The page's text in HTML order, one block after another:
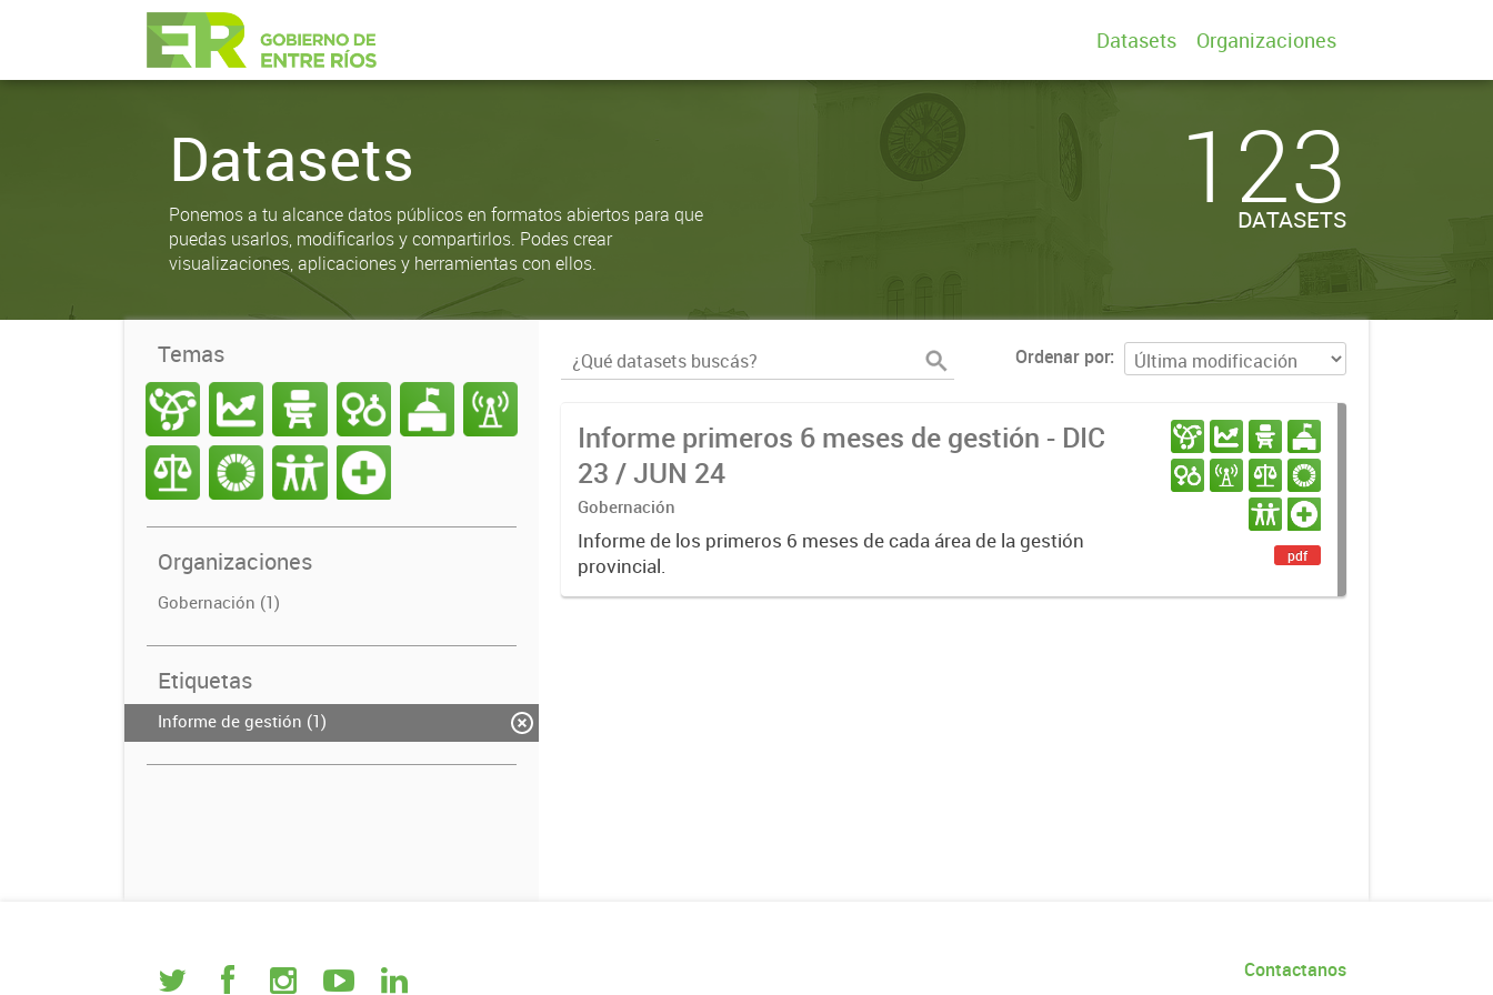
Datasets Organizaciones
Datasets
Ponemos a tu alcance datos públicos en formatos abiertos para que
puedas usarlos, modificarlos y compartirlos. Podes crear
visualizaciones, aplicaciones y herramientas con ellos.
123
DATASETS
Temas
Organizaciones
Gobernación (1)
Etiquetas
Informe de gestión (1)
Ordenar por
Informe primeros 6 meses de gestión - DIC
23 / JUN 24
Gobernación
Informe de los primeros 6 meses de cada área de la gestión
provincial.
pdf
Contactanos